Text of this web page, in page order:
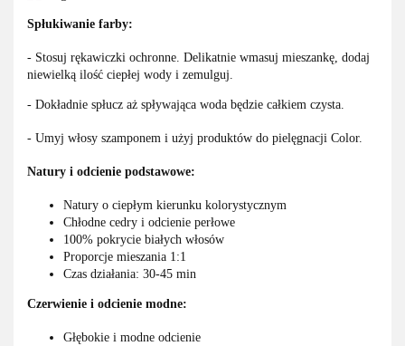
Spłukiwanie farby:
- Stosuj rękawiczki ochronne. Delikatnie wmasuj mieszankę, dodaj
niewielką ilość ciepłej wody i zemulguj.
- Dokładnie spłucz aż spływająca woda będzie całkiem czysta.
- Umyj włosy szamponem i użyj produktów do pielęgnacji Color.
Natury i odcienie podstawowe:
Natury o ciepłym kierunku kolorystycznym
Chłodne cedry i odcienie perłowe
100% pokrycie białych włosów
Proporcje mieszania 1:1
Czas działania: 30-45 min
Czerwienie i odcienie modne:
Głębokie i modne odcienie